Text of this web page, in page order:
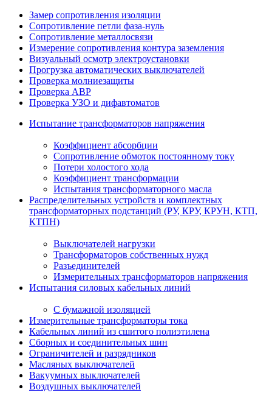
Замер сопротивления изоляции
Сопротивление петли фаза-нуль
Сопротивление металлосвязи
Измерение сопротивления контура заземления
Визуальный осмотр электроустановки
Прогрузка автоматических выключателей
Проверка молниезащиты
Проверка АВР
Проверка УЗО и дифавтоматов
Испытание трансформаторов напряжения
Коэффициент абсорбции
Сопротивление обмоток постоянному току
Потери холостого хода
Коэффициент трансформации
Испытания трансформаторного масла
Распределительных устройств и комплектных
трансформаторных подстанций (РУ, КРУ, КРУН, КТП,
КТПН)
Выключателей нагрузки
Трансформаторов собственных нужд
Разъединителей
Измерительных трансформаторов напряжения
Испытания силовых кабельных линий
С бумажной изоляцией
Измерительные трансформаторы тока
Кабельных линий из сшитого полиэтилена
Сборных и соединительных шин
Ограничителей и разрядников
Масляных выключателей
Вакуумных выключателей
Воздушных выключателей